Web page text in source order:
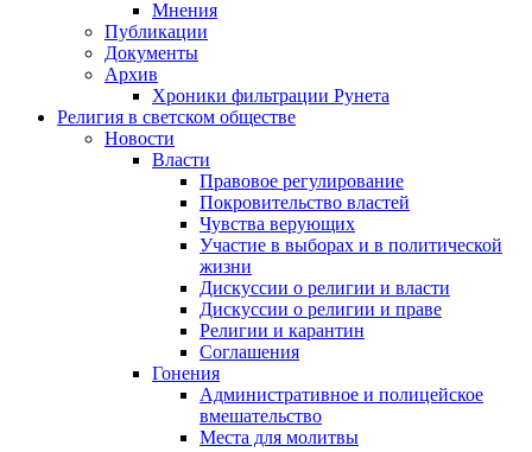
Мнения
Публикации
Документы
Архив
Хроники фильтрации Рунета
Религия в светском обществе
Новости
Власти
Правовое регулирование
Покровительство властей
Чувства верующих
Участие в выборах и в политической
жизни
Дискуссии о религии и власти
Дискуссии о религии и праве
Религии и карантин
Соглашения
Гонения
Административное и полицейское
вмешательство
Места для молитвы